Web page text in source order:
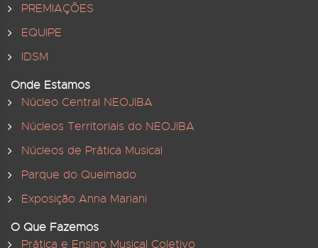
PREMIAÇÕES
EQUIPE
IDSM
Onde Estamos
Núcleo Central NEOJIBA
Núcleos Territoriais do NEOJIBA
Núcleos de Prática Musical
Parque do Queimado
Exposição Anna Mariani
O Que Fazemos
Prática e Ensino Musical Coletivo